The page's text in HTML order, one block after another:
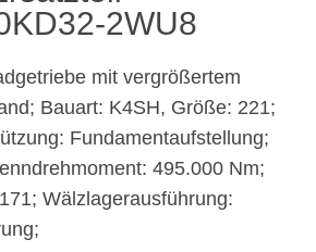
2WU8
mit vergrößertem
Bauart: K4SH, Größe: 221;
Fundamentaufstellung;
495.000 Nm;
Wälzlagerausführung: